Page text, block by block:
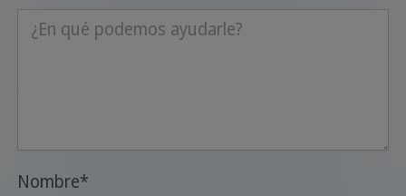
Nombre*